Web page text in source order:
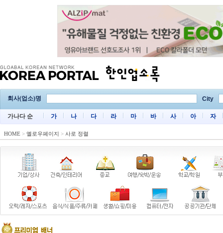
회사(업소)명 City
가나다 순 가 나 다 라 마 바 사 아 자
HOME > 옐로우페이지 > 사로 정렬